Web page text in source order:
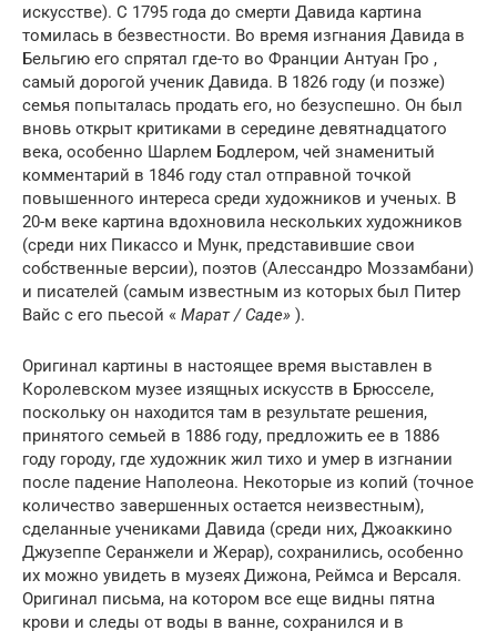
искусстве). С 1795 года до смерти Давида картина
томилась в безвестности. Во время изгнания Давида в
Бельгию его спрятал где-то во Франции Антуан Гро ,
самый дорогой ученик Давида. В 1826 году (и позже)
семья попыталась продать его, но безуспешно. Он был
вновь открыт критиками в середине девятнадцатого
века, особенно Шарлем Бодлером, чей знаменитый
комментарий в 1846 году стал отправной точкой
повышенного интереса среди художников и ученых. В
20-м веке картина вдохновила нескольких художников
(среди них Пикассо и Мунк, представившие свои
собственные версии), поэтов (Алессандро Моззамбани)
и писателей (самым известным из которых был Питер
Вайс с его пьесой « Марат / Саде» ).
Оригинал картины в настоящее время выставлен в
Королевском музее изящных искусств в Брюсселе,
поскольку он находится там в результате решения,
принятого семьей в 1886 году, предложить ее в 1886
году городу, где художник жил тихо и умер в изгнании
после падение Наполеона. Некоторые из копий (точное
количество завершенных остается неизвестным),
сделанные учениками Давида (среди них, Джоаккино
Джузеппе Серанжели и Жерар), сохранились, особенно
их можно увидеть в музеях Дижона, Реймса и Версаля.
Оригинал письма, на котором все еще видны пятна
крови и следы от воды в ванне, сохранился и в